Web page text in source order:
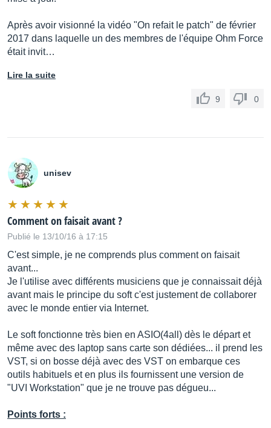
Après avoir visionné la vidéo "On refait le patch" de février
2017 dans laquelle un des membres de l'équipe Ohm Force
était invit…
Lire la suite
9 0
unisev
Comment on faisait avant ?
Publié le 13/10/16 à 17:15
C'est simple, je ne comprends plus comment on faisait
avant...
Je l'utilise avec différents musiciens que je connaissait déjà
avant mais le principe du soft c'est justement de collaborer
avec le monde entier via Internet.
Le soft fonctionne très bien en ASIO(4all) dès le départ et
même avec des laptop sans carte son dédiées... il prend les
VST, si on bosse déjà avec des VST on embarque ces
outils habituels et en plus ils fournissent une version de
"UVI Workstation" que je ne trouve pas dégueu...
Points forts :